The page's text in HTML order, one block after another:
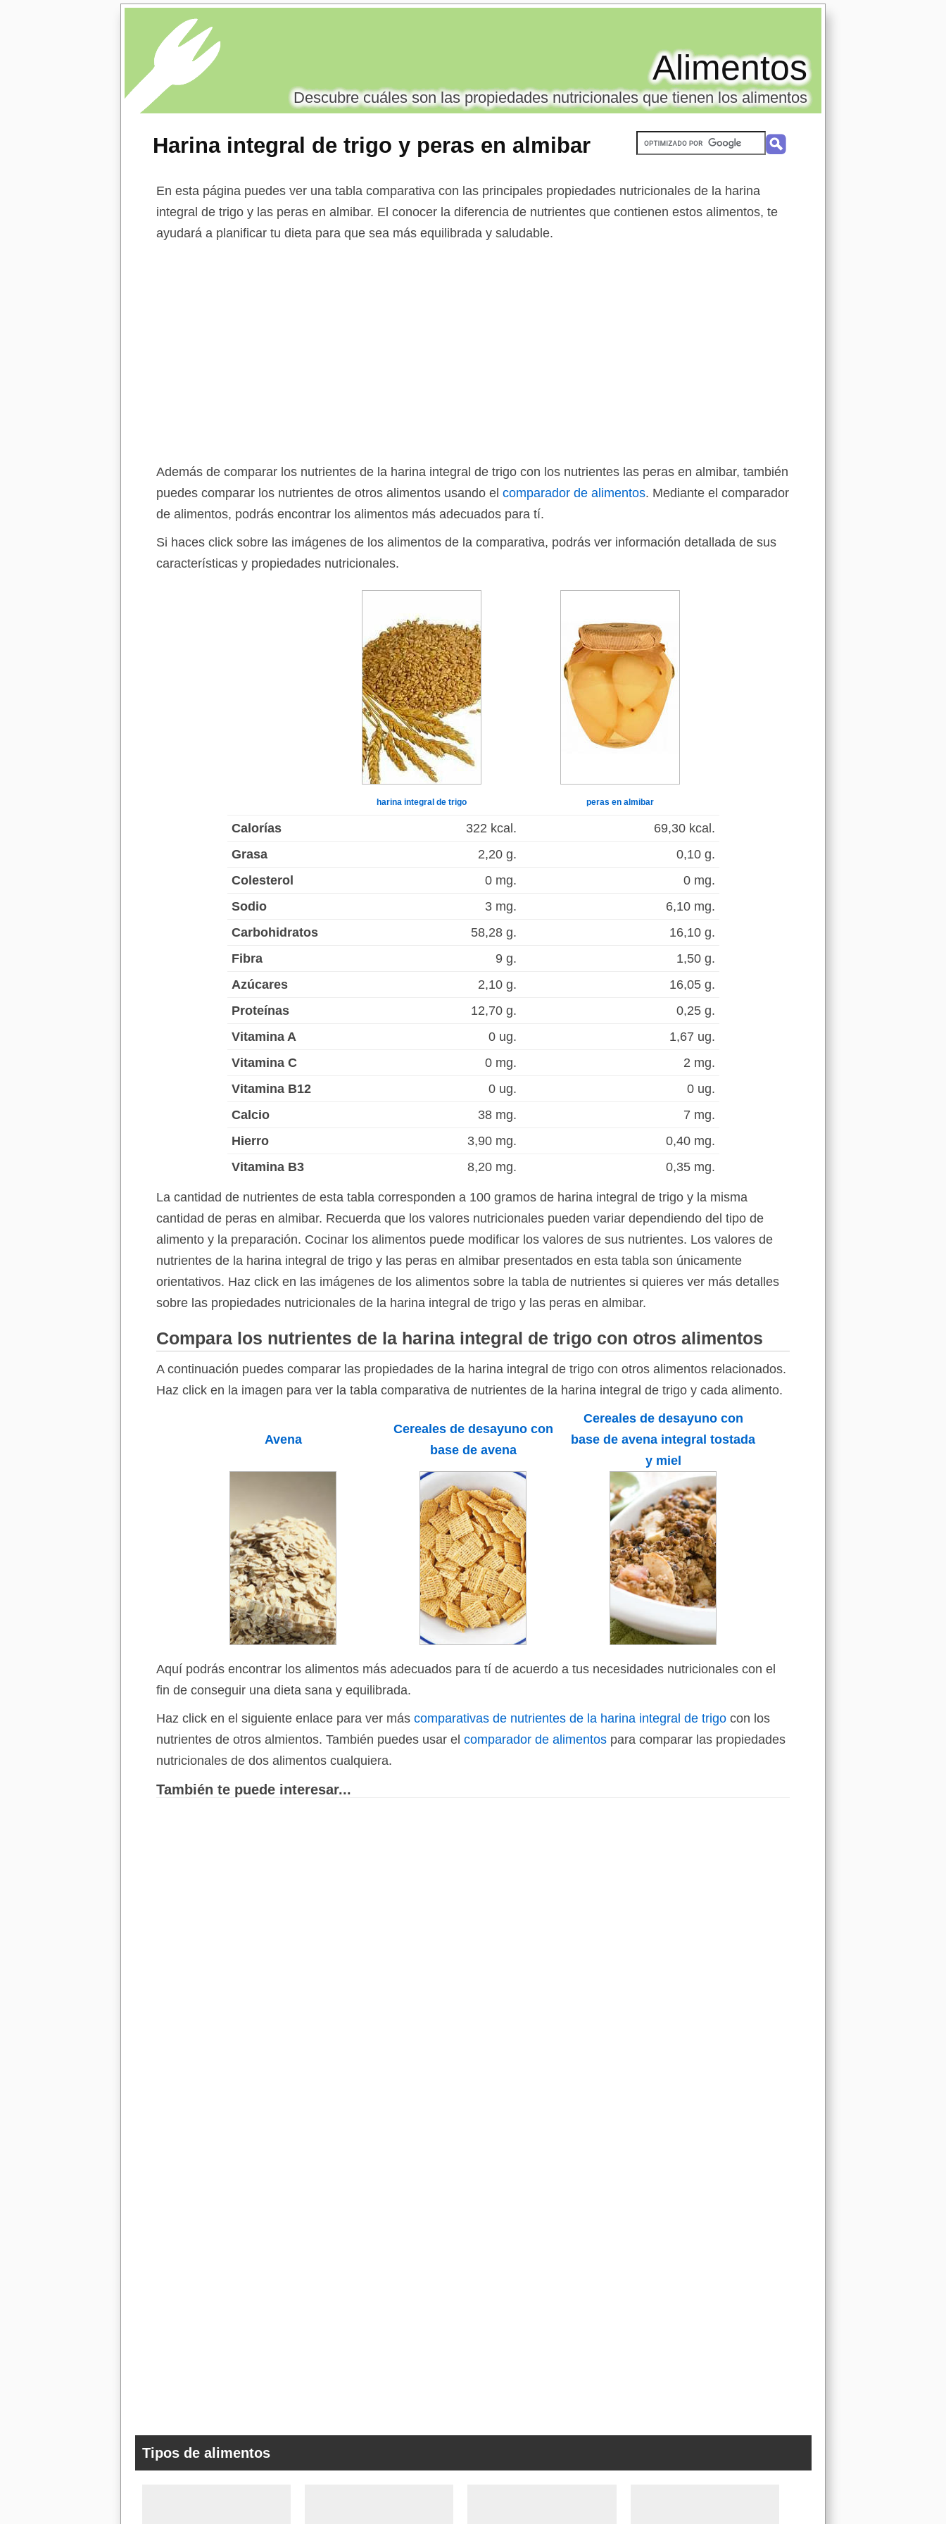
Harina integral de trigo y peras en almibar
Alimentos
Descubre cuáles son las propiedades nutricionales que tienen los alimentos
En esta página puedes ver una tabla comparativa con las principales propiedades nutricionales de la harina
integral de trigo y las peras en almibar. El conocer la diferencia de nutrientes que contienen estos alimentos, te
ayudará a planificar tu dieta para que sea más equilibrada y saludable.
Además de comparar los nutrientes de la harina integral de trigo con los nutrientes las peras en almibar, también
puedes comparar los nutrientes de otros alimentos usando el comparador de alimentos. Mediante el comparador
de alimentos, podrás encontrar los alimentos más adecuados para tí.
Si haces click sobre las imágenes de los alimentos de la comparativa, podrás ver información detallada de sus
características y propiedades nutricionales.
harina integral de trigo peras en almibar
Calorías 322 kcal.
69,30 kcal.
Grasa
2,20 g.
0,10 g.
Colesterol
0 mg.
0 mg.
Sodio
3 mg.
6,10 mg.
Carbohidratos
58,28 g.
16,10 g.
Fibra
9 g.
1,50 g.
Azúcares
2,10 g.
16,05 g.
Proteínas
12,70 g.
0,25 g.
Vitamina A
0 ug.
1,67 ug.
Vitamina C
0 mg.
2 mg.
Vitamina B12
0 ug.
0 ug.
Calcio
38 mg.
7 mg.
Hierro
3,90 mg.
0,40 mg.
Vitamina B3
8,20 mg. 0,35 mg.
La cantidad de nutrientes de esta tabla corresponden a 100 gramos de harina integral de trigo y la misma
cantidad de peras en almibar. Recuerda que los valores nutricionales pueden variar dependiendo del tipo de
alimento y la preparación. Cocinar los alimentos puede modificar los valores de sus nutrientes. Los valores de
nutrientes de la harina integral de trigo y las peras en almibar presentados en esta tabla son únicamente
orientativos. Haz click en las imágenes de los alimentos sobre la tabla de nutrientes si quieres ver más detalles
sobre las propiedades nutricionales de la harina integral de trigo y las peras en almibar.
Compara los nutrientes de la harina integral de trigo con otros alimentos
A continuación puedes comparar las propiedades de la harina integral de trigo con otros alimentos relacionados.
Haz click en la imagen para ver la tabla comparativa de nutrientes de la harina integral de trigo y cada alimento.
Avena
Cereales de desayuno con
base de avena
Cereales de desayuno con
base de avena integral tostada
y miel
Aquí podrás encontrar los alimentos más adecuados para tí de acuerdo a tus necesidades nutricionales con el
fin de conseguir una dieta sana y equilibrada.
Haz click en el siguiente enlace para ver más comparativas de nutrientes de la harina integral de trigo con los
nutrientes de otros almientos. También puedes usar el comparador de alimentos para comparar las propiedades
nutricionales de dos alimentos cualquiera.
También te puede interesar...
Tipos de alimentos